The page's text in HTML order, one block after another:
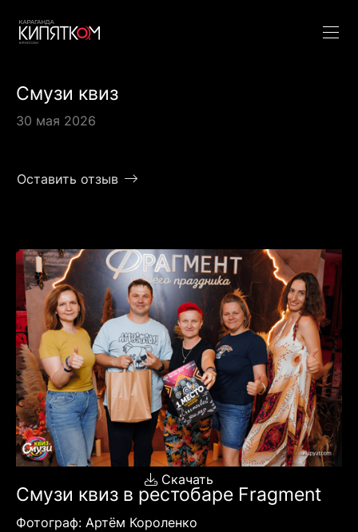
Смузи квиз
30 мая 2026
Оставить отзыв
Скачать
Смузи квиз в рестобаре Fragment
Фотограф: Артём Короленко